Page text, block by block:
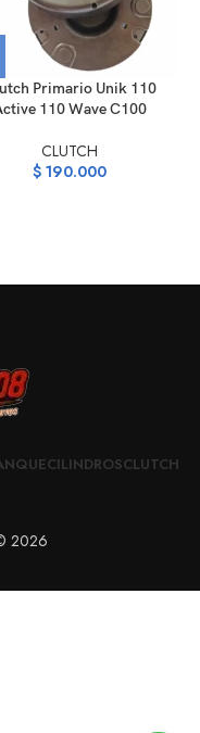
Primario Unik 110
110 Wave C100
CLUTCH
$ 190.000
CILINDROSCLUTCH
2026